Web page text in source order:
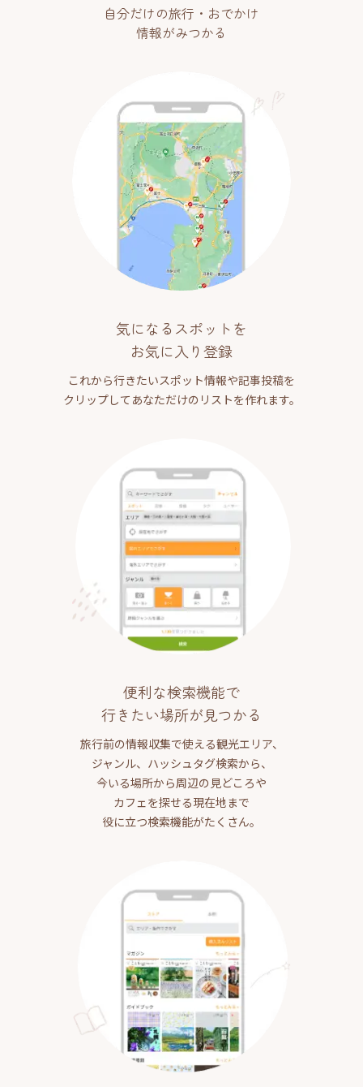
自分だけの旅行・おでかけ
情報がみつかる
気になるスポットを
お気に入り登録
これから行きたいスポット情報や記事投稿を
クリップしてあなただけのリストを作れます。
便利な検索機能で
行きたい場所が見つかる
旅行前の情報収集で使える観光エリア、
ジャンル、ハッシュタグ検索から、
今いる場所から周辺の見どころや
カフェを探せる現在地まで
役に立つ検索機能がたくさん。